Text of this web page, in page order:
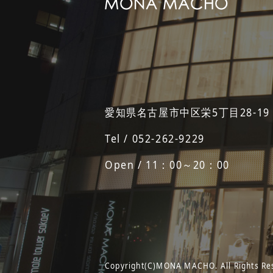
愛知県名古屋市中区栄5丁目28-
Tel / 052-262-9229
Open / 11：00～20：00
Copyright(C)MONA MACHO. All Rights